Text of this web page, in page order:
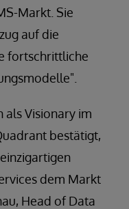
Markt. Sie
auf die
fortschrittliche
als Visionary im
bestätigt,
dem Markt
Head of Data